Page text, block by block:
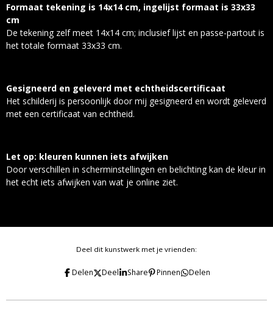
Formaat tekening is 14x14 cm, ingelijst formaat is 33x33
cm
De tekening zelf meet 14x14 cm; inclusief lijst en passe-partout is
het totale formaat 33x33 cm.
Gesigneerd en geleverd met echtheidscertificaat
Het schilderij is persoonlijk door mij gesigneerd en wordt geleverd
met een certificaat van echtheid.
Let op: kleuren kunnen iets afwijken
Door verschillen in scherminstellingen en belichting kan de kleur in
het echt iets afwijken van wat je online ziet.
Deel dit kunstwerk met je vrienden:
Delen Deel Share Pinnen Delen